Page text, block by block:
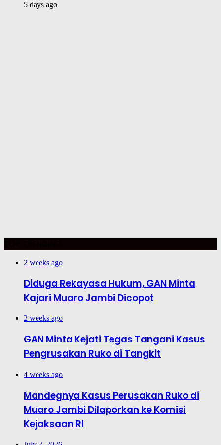
5 days ago
2 weeks ago
Diduga Rekayasa Hukum, GAN Minta
Kajari Muaro Jambi Dicopot
2 weeks ago
GAN Minta Kejati Tegas Tangani Kasus
Pengrusakan Ruko di Tangkit
4 weeks ago
Mandegnya Kasus Perusakan Ruko di
Muaro Jambi Dilaporkan ke Komisi
Kejaksaan RI